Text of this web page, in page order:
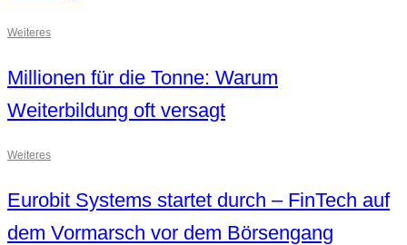
Weiteres
Millionen für die Tonne: Warum
Weiterbildung oft versagt
Weiteres
Eurobit Systems startet durch – FinTech auf
dem Vormarsch vor dem Börsengang